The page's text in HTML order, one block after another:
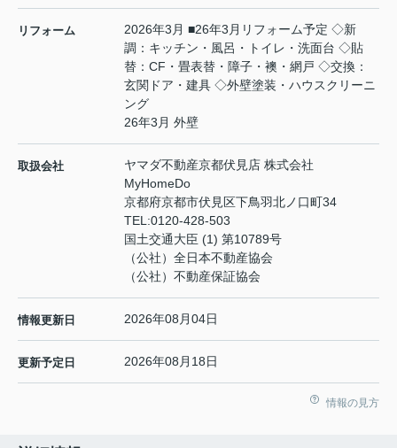
リフォーム
2026年3月 ■26年3月リフォーム予定 ◇新
調：キッチン・風呂・トイレ・洗面台 ◇貼
替：CF・畳表替・障子・襖・網戸 ◇交換：
玄関ドア・建具 ◇外壁塗装・ハウスクリーニ
ング
26年3月 外壁
取扱会社
ヤマダ不動産京都伏見店 株式会社
MyHomeDo
京都府京都市伏見区下鳥羽北ノ口町34
TEL:0120-428-503
国土交通大臣 (1) 第10789号
（公社）全日本不動産協会
（公社）不動産保証協会
情報更新日 2026年08月04日
更新予定日 2026年08月18日
情報の見方